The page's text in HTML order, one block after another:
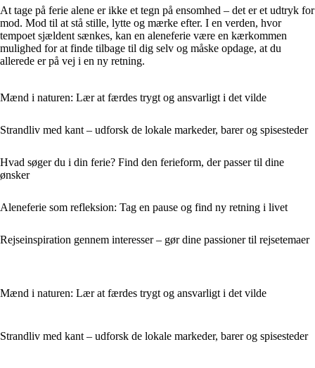
At tage på ferie alene er ikke et tegn på ensomhed – det er et udtryk for
mod. Mod til at stå stille, lytte og mærke efter. I en verden, hvor
tempoet sjældent sænkes, kan en aleneferie være en kærkommen
mulighed for at finde tilbage til dig selv og måske opdage, at du
allerede er på vej i en ny retning.
Mænd i naturen: Lær at færdes trygt og ansvarligt i det vilde
Strandliv med kant – udforsk de lokale markeder, barer og spisesteder
Hvad søger du i din ferie? Find den ferieform, der passer til dine
ønsker
Aleneferie som refleksion: Tag en pause og find ny retning i livet
Rejseinspiration gennem interesser – gør dine passioner til rejsetemaer
Mænd i naturen: Lær at færdes trygt og ansvarligt i det vilde
Strandliv med kant – udforsk de lokale markeder, barer og spisesteder